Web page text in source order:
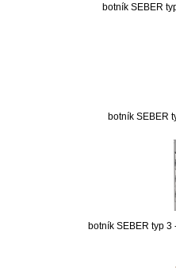
botník SEBER
botník SEBER
botník SEBER typ 3